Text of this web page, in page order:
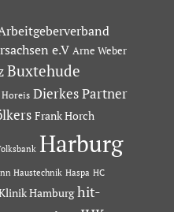
e.V Arne Weber
Buxtehude
Dierkes Partner
Frank Horch
Harburg
Haustechnik Haspa HC
Hamburg hit-